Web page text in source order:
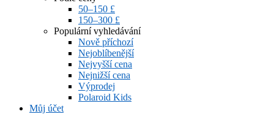
50–150 £
150–300 £
Populární vyhledávání
Nově příchozí
Nejoblíbenější
Nejvyšší cena
Nejnižší cena
Výprodej
Polaroid Kids
Můj účet